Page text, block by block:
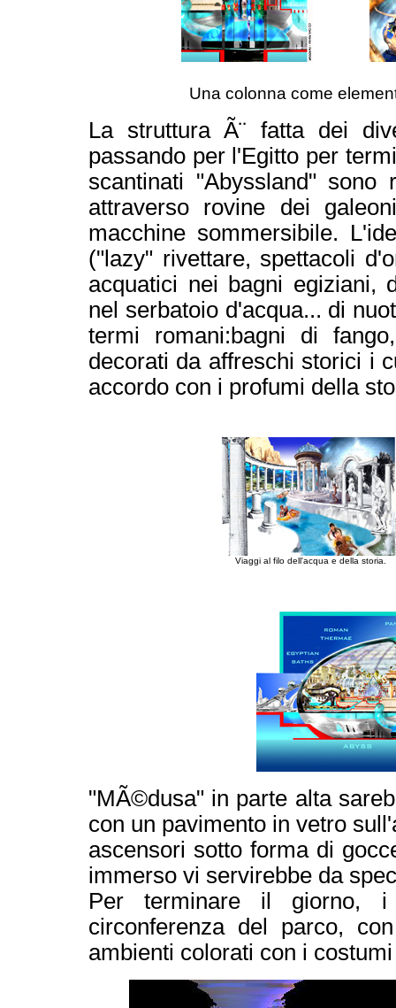
Una colonna come
La struttura Ã¨ fatta dei
passando per l'Egitto per
scantinati "Abyssland" sono
attraverso rovine dei
macchine sommersibile.
("lazy" rivettare, spettacoli
acquatici nei bagni egiziani,
nel serbatoio d'acqua... di
termi romani:bagni di
decorati da affreschi storici i
accordo con i profumi della
Viaggi al filo dell'acqua e della storia.
"MÃ©dusa" in parte alta
con un pavimento in vetro
ascensori sotto forma di
immerso vi servirebbe da
Per terminare il giorno, i
circonferenza del parco,
ambienti colorati con i